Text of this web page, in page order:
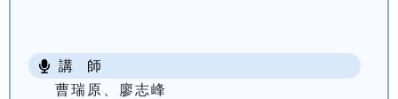
講 師
曹瑞原、廖志峰